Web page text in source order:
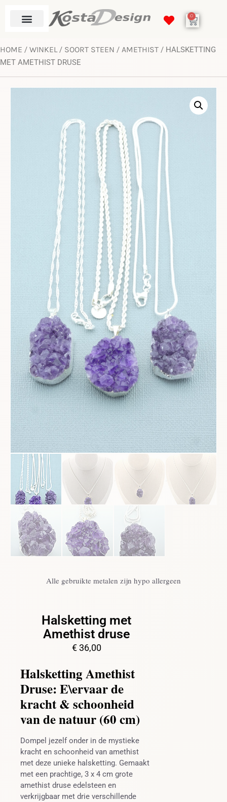
0
HOME / WINKEL/ SOORT STEEN / AMETHIST / HALSKETTING
MET AMETHIST DRUSE
Alle gebruikte metalen zijn hypo allergeen
Halsketting met
Amethist druse
€36,00
Halsketting Amethist
Druse: E\ervaar de
kracht & schoonheid
van de natuur (60 cm)
Dompel jezelf onder in de mystieke
kracht en schoonheid van amethist
met deze unieke halsketting. Gemaakt
met een prachtige, 3 x 4 cm grote
amethist druse edelsteen en
verkrijgbaar met drie verschillende